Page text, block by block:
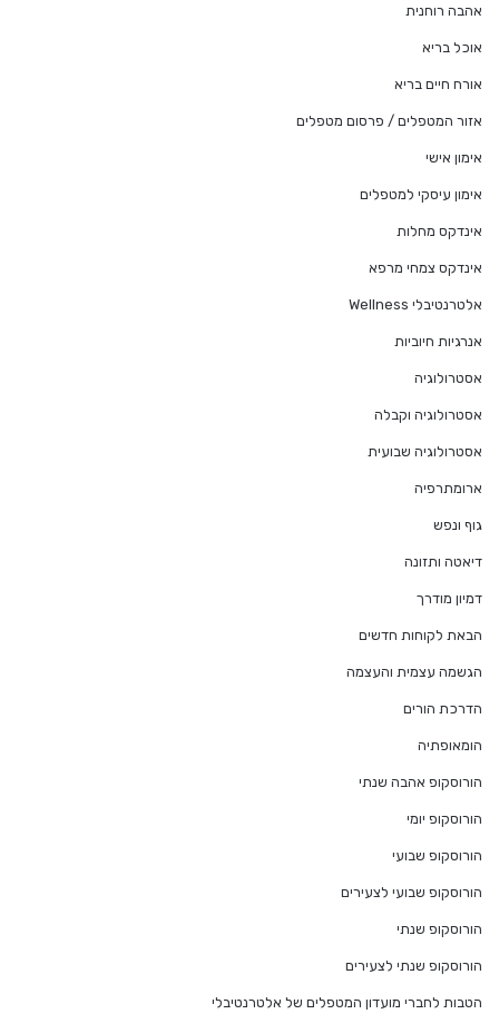
אהבה רוחנית
אוכל בריא
אורח חיים בריא
אזור המטפלים / פרסום מטפלים
אימון אישי
אימון עיסקי למטפלים
אינדקס מחלות
אינדקס צמחי מרפא
אלטרנטיבלי Wellness
אנרגיות חיוביות
אסטרולוגיה
אסטרולוגיה וקבלה
אסטרולוגיה שבועית
ארומתרפיה
גוף ונפש
דיאטה ותזונה
דמיון מודרך
הבאת לקוחות חדשים
הגשמה עצמית והעצמה
הדרכת הורים
הומאופתיה
הורוסקופ אהבה שנתי
הורוסקופ יומי
הורוסקופ שבועי
הורוסקופ שבועי לצעירים
הורוסקופ שנתי
הורוסקופ שנתי לצעירים
הטבות לחברי מועדון המטפלים של אלטרנטיבלי